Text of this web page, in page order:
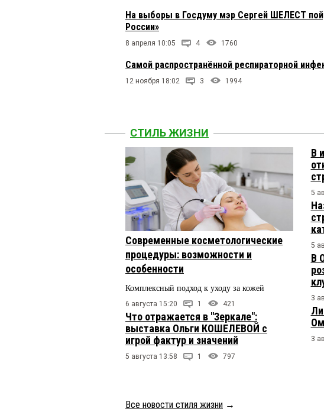
На выборы в Госдуму мэр Сергей ШЕЛЕСТ
России»
8 апреля 10:05 4 1760
Самой распространённой респираторной
12 ноября 18:02 3 1994
СТИЛЬ ЖИЗНИ
Современные косметологические
процедуры: возможности и
особенности
Комплексный подход к уходу за кожей
6 августа 15:20 1 421
Что отражается в "Зеркале":
выставка Ольги КОШЕЛЕВОЙ с
игрой фактур и значений
5 августа 13:58 1 797
В
5
5
В
3
3
Все новости стиля жизни →